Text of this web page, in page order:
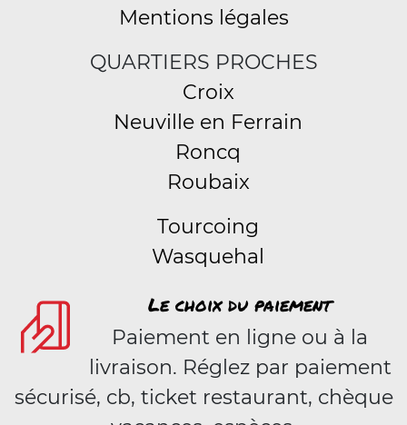
Mentions légales
QUARTIERS PROCHES
Croix
Neuville en Ferrain
Roncq
Roubaix
Tourcoing
Wasquehal
Le choix du paiement
Paiement en ligne ou à la
livraison. Réglez par paiement
sécurisé, cb, ticket restaurant, chèque